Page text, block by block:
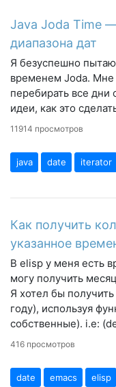
Java Joda Time
диапазона дат
Я безуспешно
временем Joda. Мне
перебирать все дни
идеи, как это
11914 просмотров
java date iterator
Как получить
указанное
В elisp у меня есть
могу получить
Я хотел бы
году), используя
собственные). i.e:
416 просмотров
date emacs elisp